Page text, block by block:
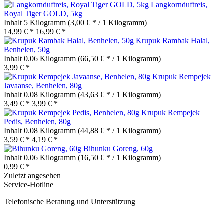
Langkornduftreis,
Royal Tiger GOLD, 5kg
Inhalt 5 Kilogramm (3,00 € * / 1 Kilogramm)
14,99 € * 16,99 € *
Krupuk Rambak Halal,
Benhelen, 50g
Inhalt 0.06 Kilogramm (66,50 € * / 1 Kilogramm)
3,99 € *
Krupuk Rempejek
Javaanse, Benhelen, 80g
Inhalt 0.08 Kilogramm (43,63 € * / 1 Kilogramm)
3,49 € * 3,99 € *
Krupuk Rempejek
Pedis, Benhelen, 80g
Inhalt 0.08 Kilogramm (44,88 € * / 1 Kilogramm)
3,59 € * 4,19 € *
Bihunku Goreng, 60g
Inhalt 0.06 Kilogramm (16,50 € * / 1 Kilogramm)
0,99 € *
Zuletzt angesehen
Service-Hotline
Telefonische Beratung und Unterstützung